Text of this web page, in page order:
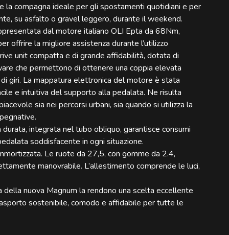
la compagna ideale per gli spostamenti quotidiani e per
su asfalto o gravel leggero, durante il weekend.
dal motore italiano OLI Epta da 68Nm,
offrire la migliore assistenza durante l’utilizzo
unit compatta e di grande affidabilità, dotata di
che permettono di ottenere una coppia elevata
giri. La mappatura elettronica del motore è stata
e intuitiva del supporto alla pedalata. Ne risulta
sia nei percorsi urbani, sia quando si utilizza la
integrata nel tubo obliquo, garantisce consumi
soddisfacente in ogni situazione.
Le ruote da 27,5, con gomme da 2.4,
manovrabile. L’allestimento comprende le luci,
nuova Magnum la rendono una scelta eccellente
sostenibile, comodo e affidabile per tutte le